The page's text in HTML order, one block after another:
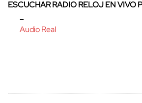
ESCUCHAR RADIO RELOJ EN VIVO
–
Audio Real